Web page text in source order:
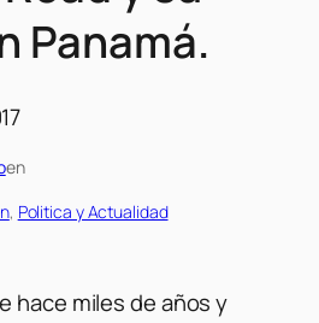
Panamá.
en
, Politica y Actualidad
hace miles de años y